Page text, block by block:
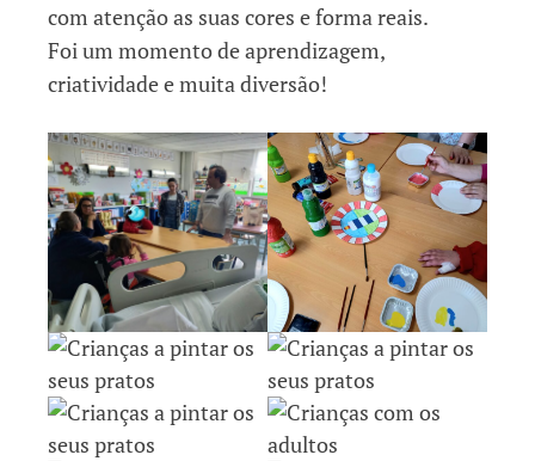
com atenção as suas cores e forma reais.
Foi um momento de aprendizagem,
criatividade e muita diversão!